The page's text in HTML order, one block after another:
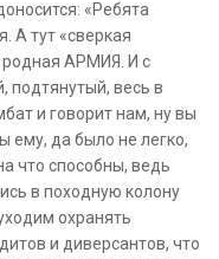
«Ребята
А тут «сверкая
родная АРМИЯ. И с
подтянутый, весь в
и говорит нам, ну вы
да было не легко,
что способны, ведь
в походную колону
охранять
и диверсантов, что